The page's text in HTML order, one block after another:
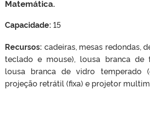
Matemática.
Capacidade: 15
Recursos: cadeiras, mesas redondas,
teclado e mouse), lousa branca de
lousa branca de vidro temperado
projeção retrátil (fixa) e projetor